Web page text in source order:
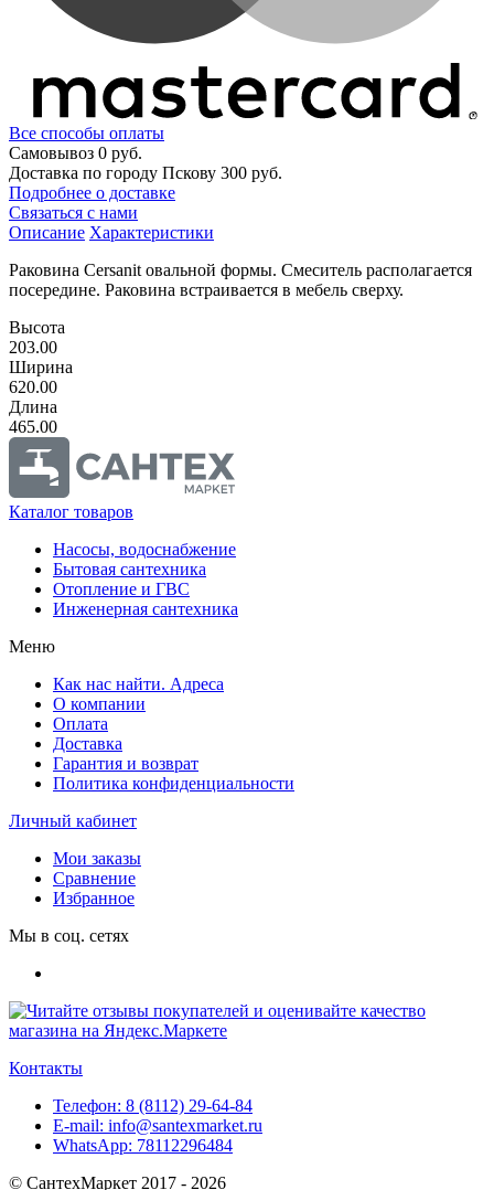
Все способы оплаты
Самовывоз 0 руб.
Доставка по городу Пскову 300 руб.
Подробнее о доставке
Связаться с нами
Описание Характеристики
Раковина Cersanit овальной формы. Смеситель располагается
посередине. Раковина встраивается в мебель сверху.
Высота
203.00
Ширина
620.00
Длина
465.00
Каталог товаров
Насосы, водоснабжение
Бытовая сантехника
Отопление и ГВС
Инженерная сантехника
Меню
Как нас найти. Адреса
О компании
Оплата
Доставка
Гарантия и возврат
Политика конфиденциальности
Личный кабинет
Мои заказы
Сравнение
Избранное
Мы в соц. сетях
Контакты
Телефон: 8 (8112) 29-64-84
E-mail: info@santexmarket.ru
WhatsApp: 78112296484
© СантехМаркет 2017 - 2026